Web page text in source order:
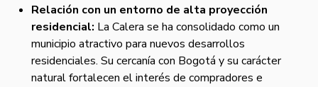
Relación con un entorno de alta proyección
residencial: La Calera se ha consolidado como un
municipio atractivo para nuevos desarrollos
residenciales. Su cercanía con Bogotá y su carácter
natural fortalecen el interés de compradores e